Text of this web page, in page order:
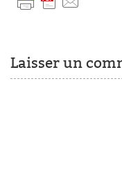
Laisser un